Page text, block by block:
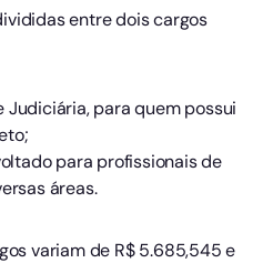
entre dois cargos
Judiciária, para quem possui
para profissionais de
áreas.
variam de R$ 5.685,545 e